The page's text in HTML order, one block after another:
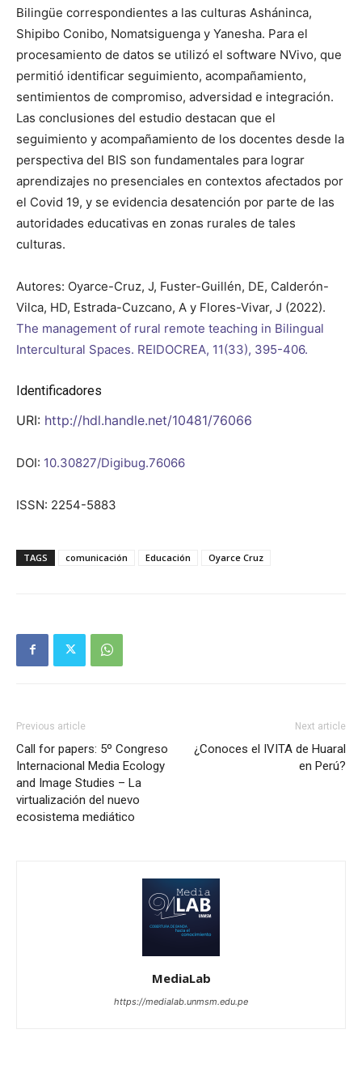
Bilingüe correspondientes a las culturas Asháninca,
Shipibo Conibo, Nomatsiguenga y Yanesha. Para el
procesamiento de datos se utilizó el software NVivo, que
permitió identificar seguimiento, acompañamiento,
sentimientos de compromiso, adversidad e integración.
Las conclusiones del estudio destacan que el
seguimiento y acompañamiento de los docentes desde la
perspectiva del BIS son fundamentales para lograr
aprendizajes no presenciales en contextos afectados por
el Covid 19, y se evidencia desatención por parte de las
autoridades educativas en zonas rurales de tales
culturas.
Autores: Oyarce-Cruz, J, Fuster-Guillén, DE, Calderón-
Vilca, HD, Estrada-Cuzcano, A y Flores-Vivar, J (2022).
The management of rural remote teaching in Bilingual
Intercultural Spaces. REIDOCREA, 11(33), 395-406.
Identificadores
URI: http://hdl.handle.net/10481/76066
DOI: 10.30827/Digibug.76066
ISSN: 2254-5883
TAGS comunicación Educación Oyarce Cruz
Previous article
Call for papers: 5º Congreso
Internacional Media Ecology
and Image Studies – La
virtualización del nuevo
ecosistema mediático
Next article
¿Conoces el IVITA de Huaral
en Perú?
MediaLab
https://medialab.unmsm.edu.pe